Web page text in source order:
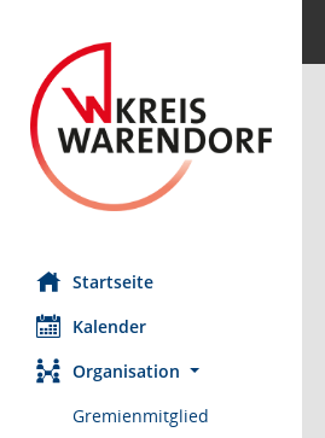
Startseite
Kalender
Organisation
Gremienmitglied